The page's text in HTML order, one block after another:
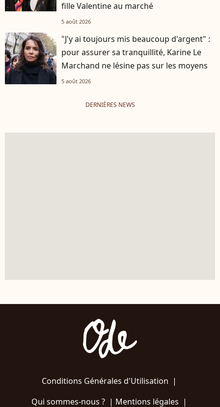
fille Valentine au marché
5 août 2026
"J'y ai toujours mis beaucoup d'argent" :
pour assurer sa tranquillité, Karine Le
Marchand ne lésine pas sur les moyens
5 août 2026
DERNIÈRES NEWS
Conditions Générales d'Utilisation |
Qui sommes-nous ?| Mentions légales |